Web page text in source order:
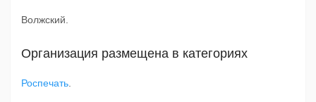
Волжский.
Организация размещена в категориях
Роспечать